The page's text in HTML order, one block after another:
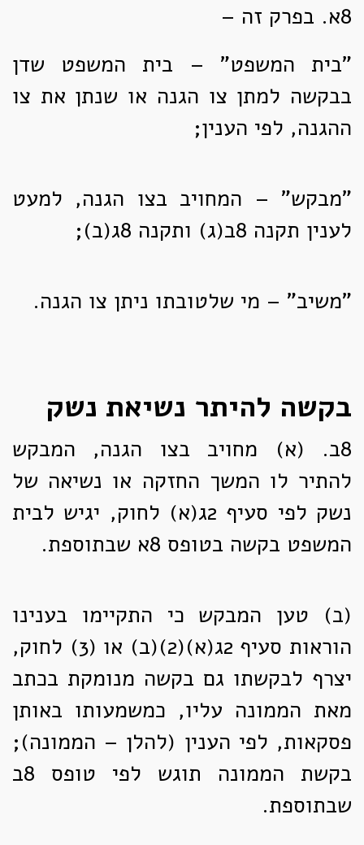
8א.
בפרק זה –
"בית המשפט" – בית המשפט שדן
בבקשה למתן צו הגנה או שנתן את צו
ההגנה, לפי הענין;
"מבקש" – המחויב בצו הגנה, למעט
לענין תקנה 8ב(ג) ותקנה 8ג(ב);
"משיב" – מי שלטובתו ניתן צו הגנה.
בקשה להיתר נשיאת נשק
8ב. (א)
מחויב בצו הגנה, המבקש
להתיר לו המשך החזקה או נשיאה של
נשק לפי סעיף 2ג(א) לחוק, יגיש לבית
המשפט בקשה בטופס 8א שבתוספת.
(ב) טען המבקש כי התקיימו בענינו
הוראות סעיף 2ג(א)(2)(ב) או (3) לחוק,
יצרף לבקשתו גם בקשה מנומקת בכתב
מאת הממונה עליו, כמשמעותו באותן
פסקאות, לפי הענין (להלן – הממונה);
בקשת הממונה תוגש לפי טופס 8ב
שבתוספת.